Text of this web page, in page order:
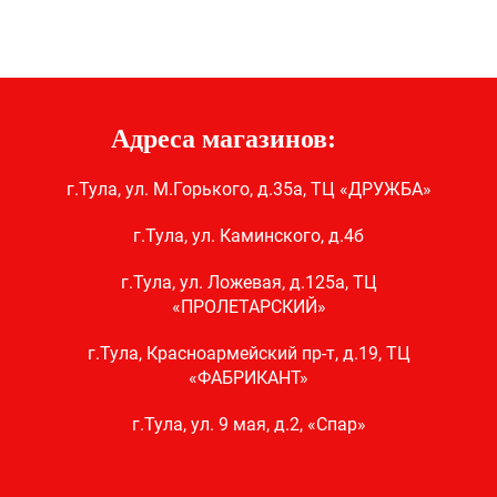
Адреса магазинов:
г.Тула, ул. М.Горького, д.35а, ТЦ «ДРУЖБА»
г.Тула, ул. Каминского, д.4б
г.Тула, ул. Ложевая, д.125а, ТЦ
«ПРОЛЕТАРСКИЙ»
г.Тула, Красноармейский пр-т, д.19, ТЦ
«ФАБРИКАНТ»
г.Тула, ул. 9 мая, д.2, «Спар»